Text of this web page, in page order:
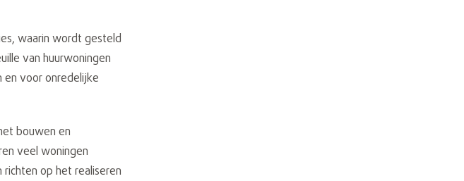
waarin wordt gesteld
van huurwoningen
en voor onredelijke
bouwen en
veel woningen
op het realiseren